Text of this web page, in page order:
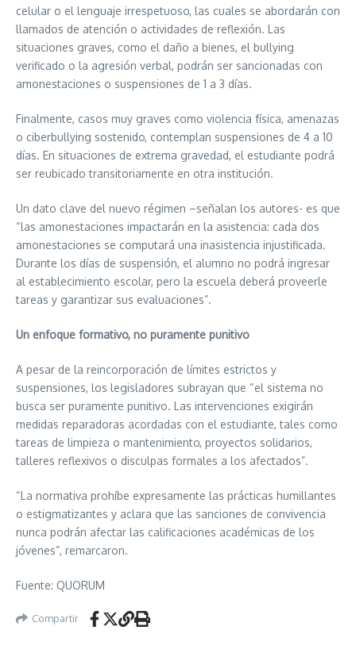
celular o el lenguaje irrespetuoso, las cuales se abordarán con
llamados de atención o actividades de reflexión. Las
situaciones graves, como el daño a bienes, el bullying
verificado o la agresión verbal, podrán ser sancionadas con
amonestaciones o suspensiones de 1 a 3 días.
Finalmente, casos muy graves como violencia física, amenazas
o ciberbullying sostenido, contemplan suspensiones de 4 a 10
días. En situaciones de extrema gravedad, el estudiante podrá
ser reubicado transitoriamente en otra institución.
Un dato clave del nuevo régimen –señalan los autores- es que
“las amonestaciones impactarán en la asistencia: cada dos
amonestaciones se computará una inasistencia injustificada.
Durante los días de suspensión, el alumno no podrá ingresar
al establecimiento escolar, pero la escuela deberá proveerle
tareas y garantizar sus evaluaciones”.
Un enfoque formativo, no puramente punitivo
A pesar de la reincorporación de límites estrictos y
suspensiones, los legisladores subrayan que “el sistema no
busca ser puramente punitivo. Las intervenciones exigirán
medidas reparadoras acordadas con el estudiante, tales como
tareas de limpieza o mantenimiento, proyectos solidarios,
talleres reflexivos o disculpas formales a los afectados”.
“La normativa prohíbe expresamente las prácticas humillantes
o estigmatizantes y aclara que las sanciones de convivencia
nunca podrán afectar las calificaciones académicas de los
jóvenes”, remarcaron.
Fuente: QUORUM
Compartir